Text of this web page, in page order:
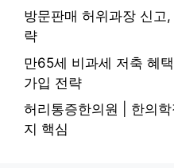
방문판매 허위과장 신고
략
만65세 비과세 저축 혜
가입 전략
허리통증한의원 | 한의
지 핵심